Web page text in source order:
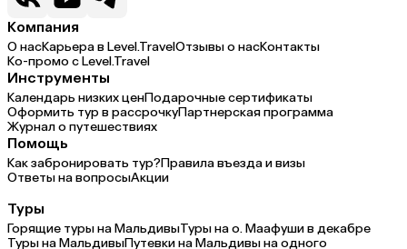
Компания
О насКарьера в Level.TravelОтзывы о насКонтакты
Ко-промо с Level.Travel
Инструменты
Календарь низких ценПодарочные сертификаты
Оформить тур в рассрочкуПартнерская программа
Журнал о путешествиях
Помощь
Как забронировать тур?Правила въезда и визы
Ответы на вопросыАкции
Туры
Горящие туры на МальдивыТуры на о. Маафуши в декабре
Туры на МальдивыПутевки на Мальдивы на одного